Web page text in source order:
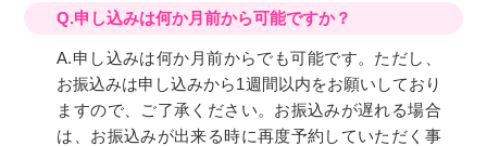
Q.申し込みは何か月前から可能ですか？
A.申し込みは何か月前からでも可能です。ただし、
お振込みは申し込みから1週間以内をお願いしており
ますので、ご了承ください。お振込みが遅れる場合
は、お振込みが出来る時に再度予約していただく事